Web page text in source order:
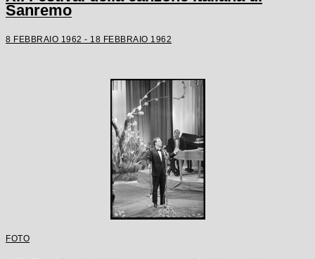
Sanremo
8 FEBBRAIO 1962 - 18 FEBBRAIO 1962
FOTO